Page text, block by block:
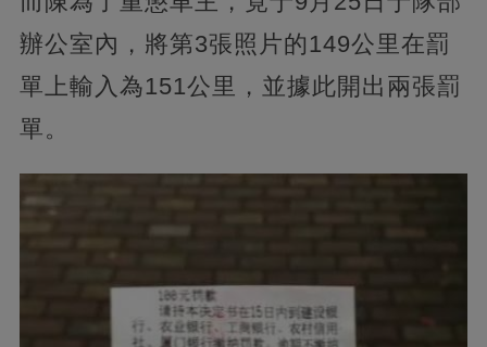
辦公室內，將第3張照片的149公里在罰
單上輸入為151公里，並據此開出兩張罰
單。